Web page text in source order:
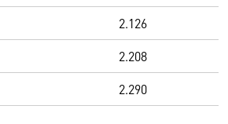
2.126
2.208
2.290